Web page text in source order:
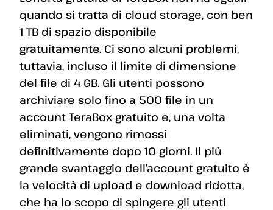
quando si tratta di cloud storage, con ben
1 TB di spazio disponibile
gratuitamente. Ci sono alcuni problemi,
tuttavia, incluso il limite di dimensione
del file di 4 GB. Gli utenti possono
archiviare solo fino a 500 file in un
account TeraBox gratuito e, una volta
eliminati, vengono rimossi
definitivamente dopo 10 giorni. Il più
grande svantaggio dell’account gratuito è
la velocità di upload e download ridotta,
che ha lo scopo di spingere gli utenti